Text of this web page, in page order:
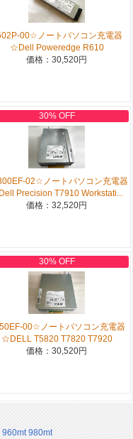
00☆ノートパソコン充電器
☆Dell Poweredge R610
価格：30,520円
30% OFF
02☆ノートパソコン充電器
Precision T7910 Workstati...
価格：32,520円
30% OFF
00☆ノートパソコン充電器
☆DELL T5820 T7820 T7920
価格：30,520円
980mt